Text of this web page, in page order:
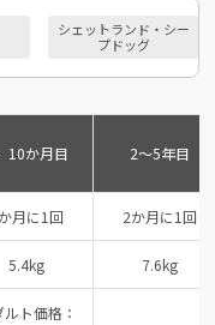
シェットランド・シー
プドッグ
10か月目 2～5年目
月に1回 2か月に1回
5.4kg 7.6kg
ルト価格：